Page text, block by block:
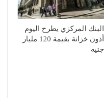
البنك المركزي يطرح اليوم
أذون خزانة بقيمة 120 مليار
جنيه